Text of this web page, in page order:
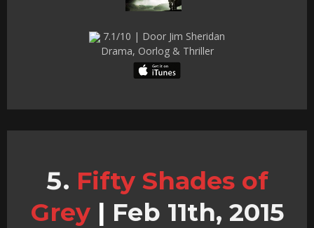
7.1/10 | Door Jim Sheridan
Drama, Oorlog & Thriller
Fifty Shades of
Grey | Feb 11th, 2015